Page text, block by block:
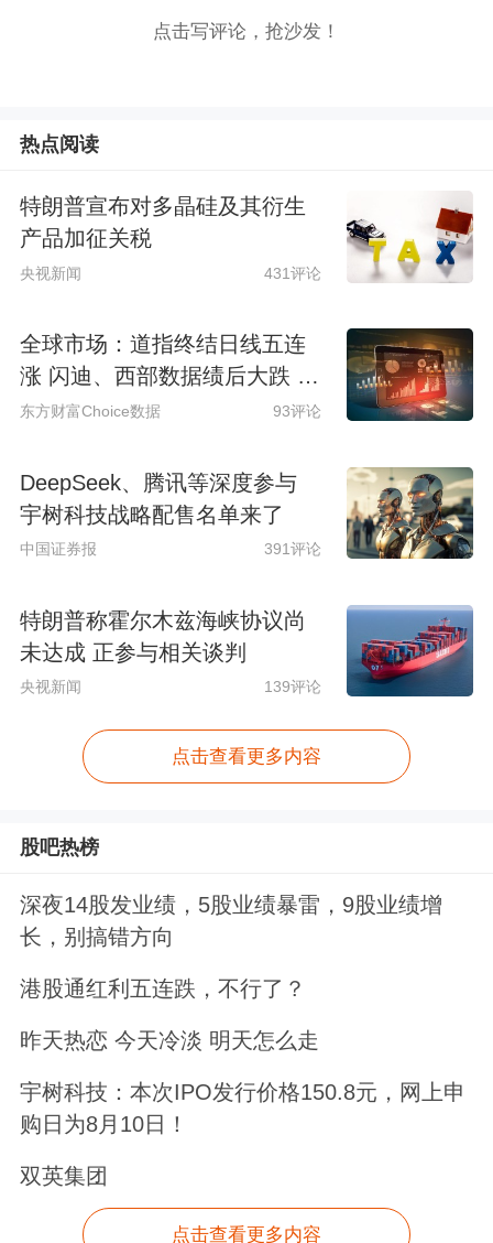
点击写评论，抢沙发！
热点阅读
特朗普宣布对多晶硅及其衍生
产品加征关税
央视新闻 431评论
全球市场：道指终结日线五连
涨 闪迪、西部数据绩后大跌 S
paceX涨超6%
东方财富Choice数据 93评论
DeepSeek、腾讯等深度参与
宇树科技战略配售名单来了
中国证券报 391评论
特朗普称霍尔木兹海峡协议尚
未达成 正参与相关谈判
央视新闻 139评论
点击查看更多内容
股吧热榜
深夜14股发业绩，5股业绩暴雷，9股业绩增
长，别搞错方向
港股通红利五连跌，不行了？
昨天热恋 今天冷淡 明天怎么走
宇树科技：本次IPO发行价格150.8元，网上申
购日为8月10日！
双英集团
点击查看更多内容